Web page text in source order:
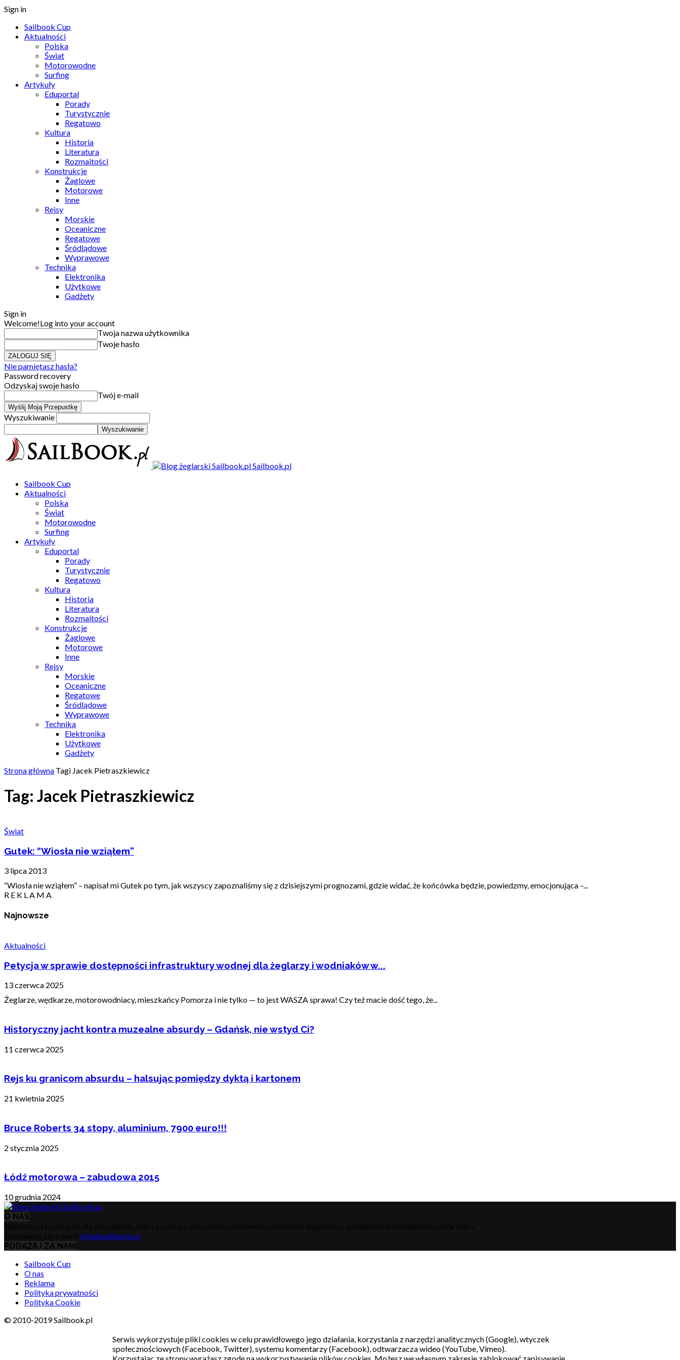
Sign in
Sailbook Cup
Aktualności
Polska
Świat
Motorowodne
Surfing
Artykuły
Eduportal
Porady
Turystycznie
Regatowo
Kultura
Historia
Literatura
Rozmaitości
Konstrukcje
Żaglowe
Motorowe
Inne
Rejsy
Morskie
Oceaniczne
Regatowe
Śródlądowe
Wyprawowe
Technika
Elektronika
Użytkowe
Gadżety
Sign in
Welcome!Log into your account
Twoja nazwa użytkownika
Twoje hasło
Nie pamiętasz hasła?
Password recovery
Odzyskaj swoje hasło
Twój e-mail
Wyszukiwanie
Sailbook.pl
Sailbook Cup
Aktualności
Polska
Świat
Motorowodne
Surfing
Artykuły
Eduportal
Porady
Turystycznie
Regatowo
Kultura
Historia
Literatura
Rozmaitości
Konstrukcje
Żaglowe
Motorowe
Inne
Rejsy
Morskie
Oceaniczne
Regatowe
Śródlądowe
Wyprawowe
Technika
Elektronika
Użytkowe
Gadżety
Strona główna Tagi Jacek Pietraszkiewicz
Tag: Jacek Pietraszkiewicz
Świat
Gutek: “Wiosła nie wziąłem”
3 lipca 2013
“Wiosła nie wziąłem” – napisał mi Gutek po tym, jak wszyscy zapoznaliśmy się z dzisiejszymi prognozami, gdzie widać, że końcówka będzie, powiedzmy, emocjonująca –...
R E K L A M A
Najnowsze
Aktualności
Petycja w sprawie dostępności infrastruktury wodnej dla żeglarzy i wodniaków w...
13 czerwca 2025
Żeglarze, wędkarze, motorowodniacy, mieszkańcy Pomorza i nie tylko — to jest WASZA sprawa! Czy też macie dość tego, że...
Historyczny jacht kontra muzealne absurdy – Gdańsk, nie wstyd Ci?
11 czerwca 2025
Rejs ku granicom absurdu – halsując pomiędzy dyktą i kartonem
21 kwietnia 2025
Bruce Roberts 34 stopy, aluminium, 7900 euro!!!
2 stycznia 2025
Łódź motorowa – zabudowa 2015
10 grudnia 2024
O NAS
info@sailbook.pl
PODĄŻAJ ZA NAMI
Sailbook Cup
O nas
Reklama
Polityka prywatności
Polityka Cookie
© 2010-2019 Sailbook.pl
Serwis wykorzystuje pliki cookies w celu prawidłowego jego działania, korzystania z narzędzi analitycznych (Google), wtyczek
społecznościowych (Facebook, Twitter), systemu komentarzy (Facebook), odtwarzacza wideo (YouTube, Vimeo).